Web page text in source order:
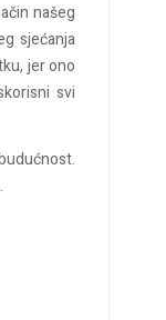
našeg
sjećanja
, jerono
svi